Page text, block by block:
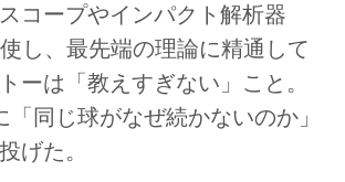
コープやインパクト解析器
使し、最先端の理論に精通して
ーは「教えすぎない」こと。
「同じ球がなぜ続かないのか」
げた。